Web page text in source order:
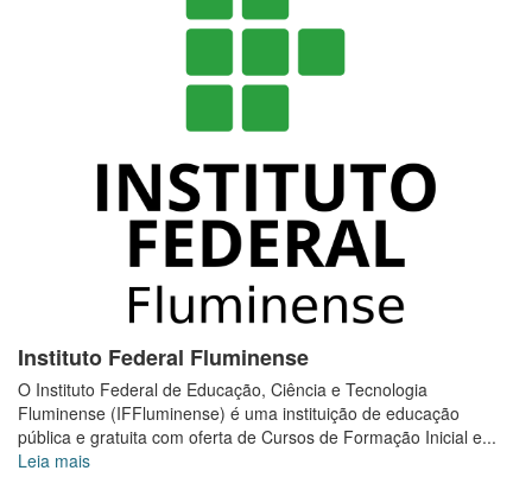
Instituto Federal Fluminense
O Instituto Federal de Educação, Ciência e Tecnologia
Fluminense (IFFluminense) é uma instituição de educação
pública e gratuita com oferta de Cursos de Formação Inicial e...
Leia mais